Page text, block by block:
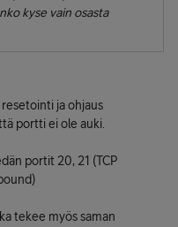
kyse vain osasta
ja ohjaus
portti ei ole auki.
portit 20, 21 (TCP
tekee myös saman